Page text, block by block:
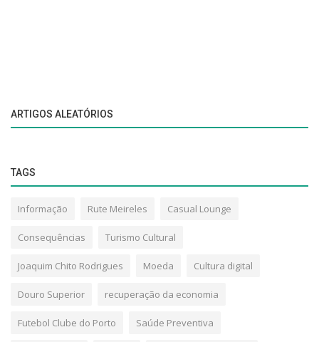
ARTIGOS ALEATÓRIOS
TAGS
Informação Rute Meireles Casual Lounge
Consequências Turismo Cultural
Joaquim Chito Rodrigues Moeda Cultura digital
Douro Superior recuperação da economia
Futebol Clube do Porto Saúde Preventiva